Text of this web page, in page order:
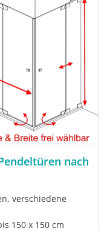
nach
verschiedene
150 x 150 cm